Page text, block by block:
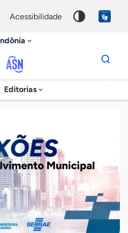
acessibilidade
Agência
Sebrae
Notícias
Editorias
Dados
para
chave